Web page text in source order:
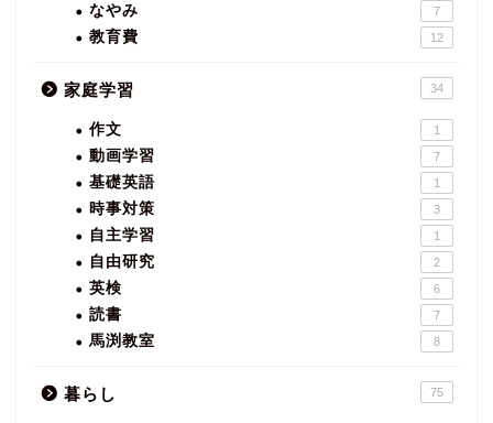
なやみ 7
教育費 12
家庭学習 34
作文 1
動画学習 7
基礎英語 1
時事対策 3
自主学習 1
自由研究 2
英検 6
読書 7
馬渕教室 8
暮らし 75